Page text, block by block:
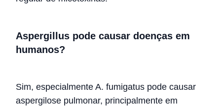
Aspergillus pode causar doenças em
humanos?
Sim, especialmente A. fumigatus pode causar
aspergilose pulmonar, principalmente em